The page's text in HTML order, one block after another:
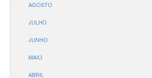
AGOSTO
JULHO
JUNHO
MAIO
ABRIL